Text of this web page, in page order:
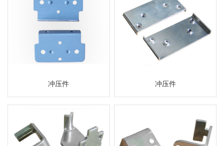
冲压件 冲压件